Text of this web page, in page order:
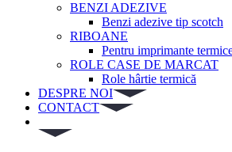
BENZI ADEZIVE
Benzi adezive tip scotch
RIBOANE
Pentru imprimante
ROLE CASE DE MARCAT
Role hârtie termică
DESPRE NOI
CONTACT